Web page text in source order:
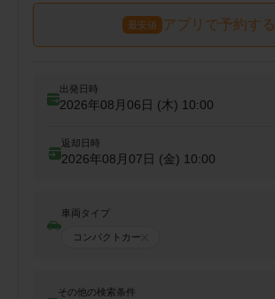
最安値 アプリで予約する
出発日時
2026年08月06日 (木) 10:00
返却日時
2026年08月07日 (金) 10:00
車両タイプ
コンパクトカー
その他の検索条件